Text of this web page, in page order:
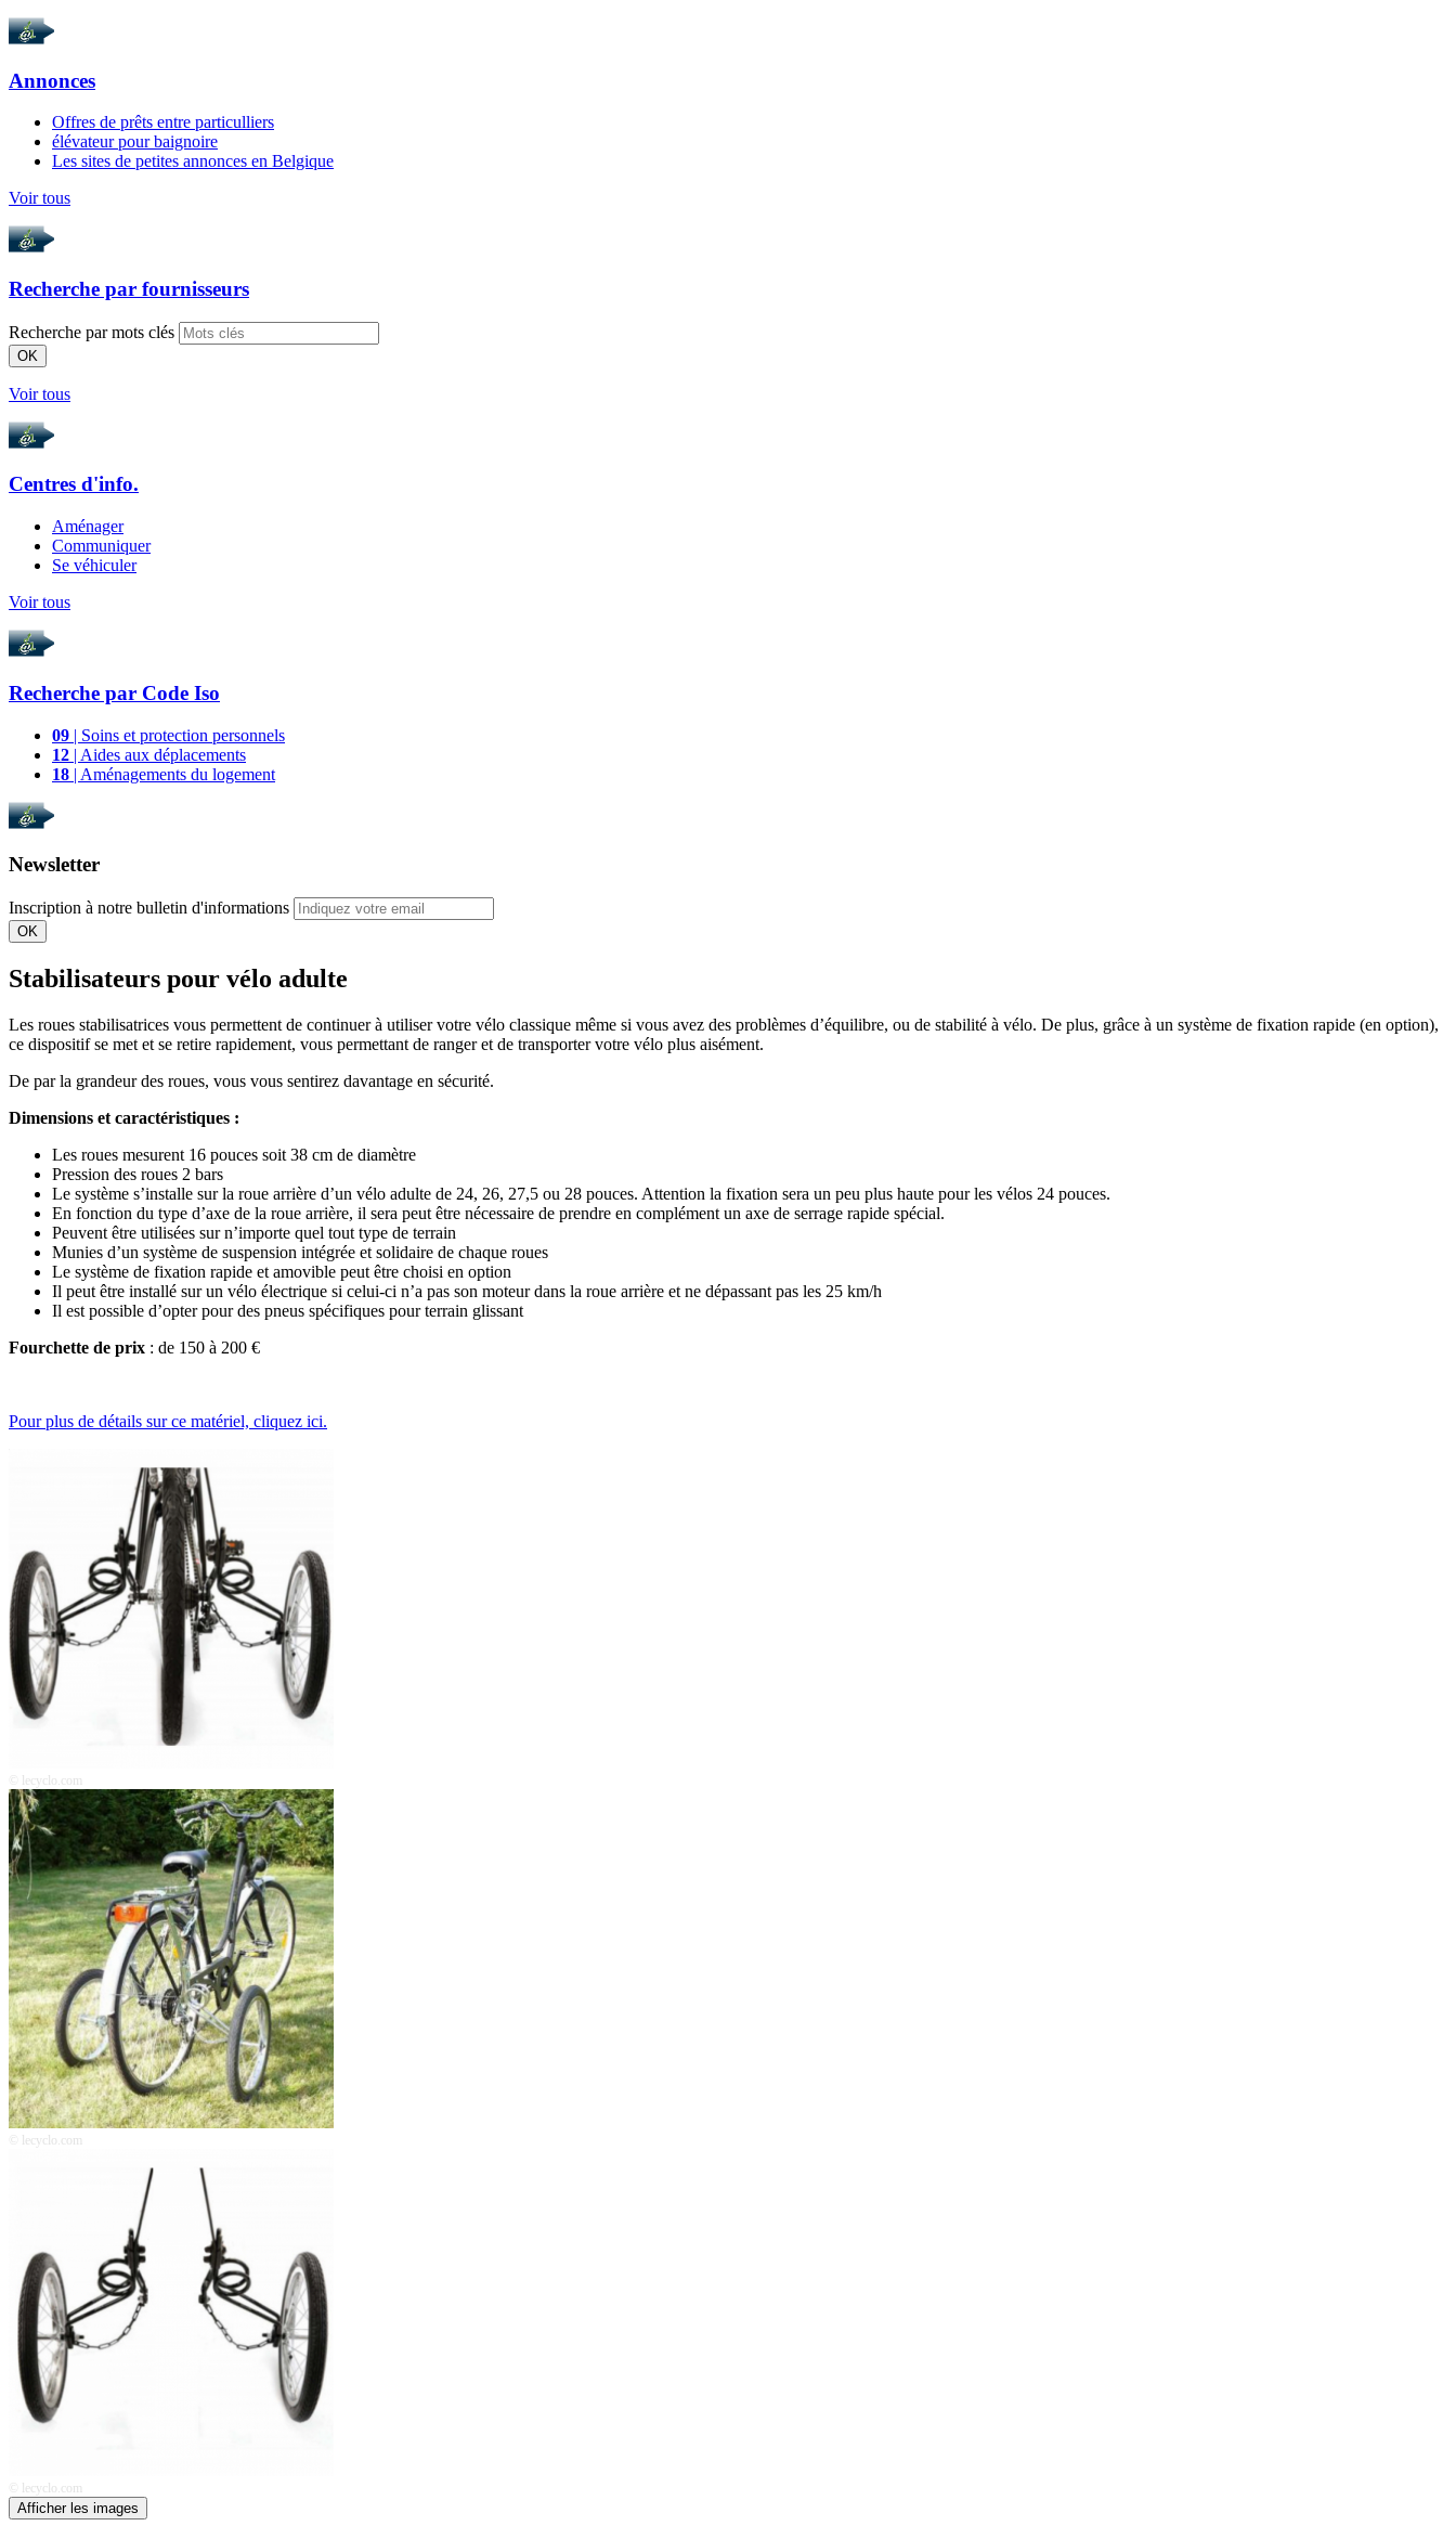
Annonces
Offres de prêts entre particulliers
élévateur pour baignoire
Les sites de petites annonces en Belgique
Voir tous
Recherche par fournisseurs
Recherche par mots clés
OK
Voir tous
Centres d'info.
Aménager
Communiquer
Se véhiculer
Voir tous
Recherche par Code Iso
09 | Soins et protection personnels
12 | Aides aux déplacements
18 | Aménagements du logement
Newsletter
Inscription à notre bulletin d'informations
OK
Stabilisateurs pour vélo adulte
Les roues stabilisatrices vous permettent de continuer à utiliser votre vélo classique même si vous avez des problèmes d’équilibre, ou de stabilité à vélo. De plus, grâce à un système de fixation rapide (en option),
ce dispositif se met et se retire rapidement, vous permettant de ranger et de transporter votre vélo plus aisément.
De par la grandeur des roues, vous vous sentirez davantage en sécurité.
Dimensions et caractéristiques :
Les roues mesurent 16 pouces soit 38 cm de diamètre
Pression des roues 2 bars
Le système s’installe sur la roue arrière d’un vélo adulte de 24, 26, 27,5 ou 28 pouces. Attention la fixation sera un peu plus haute pour les vélos 24 pouces.
En fonction du type d’axe de la roue arrière, il sera peut être nécessaire de prendre en complément un axe de serrage rapide spécial.
Peuvent être utilisées sur n’importe quel tout type de terrain
Munies d’un système de suspension intégrée et solidaire de chaque roues
Le système de fixation rapide et amovible peut être choisi en option
Il peut être installé sur un vélo électrique si celui-ci n’a pas son moteur dans la roue arrière et ne dépassant pas les 25 km/h
Il est possible d’opter pour des pneus spécifiques pour terrain glissant
Fourchette de prix : de 150 à 200 €
Pour plus de détails sur ce matériel, cliquez ici.
© lecyclo.com
© lecyclo.com
© lecyclo.com
Afficher les images